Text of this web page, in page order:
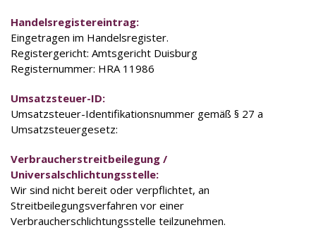
Handelsregistereintrag:
Eingetragen im Handelsregister.
Registergericht: Amtsgericht Duisburg
Registernummer: HRA 11986
Umsatzsteuer-ID:
Umsatzsteuer-Identifikationsnummer gemäß § 27 a
Umsatzsteuergesetz:
Verbraucherstreitbeilegung /
Universalschlichtungsstelle:
Wir sind nicht bereit oder verpflichtet, an
Streitbeilegungsverfahren vor einer
Verbraucherschlichtungsstelle teilzunehmen.